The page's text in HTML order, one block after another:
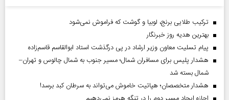
ترکیب طلایی برنج، لوبیا و گوشت که فراموش نمی‌شود
بهترین هدیه روز خبرنگار
پیام تسلیت معاون وزیر ارشاد در پی درگذشت استاد ابوالقاسم قاسم‌زاده
هشدار پلیس برای مسافران شمال؛ مسیر جنوب به شمال چالوس و تهران–
شمال بسته شد
هشدار متخصصان؛ هپاتیت خاموش می‌تواند به سرطان کبد برسد!